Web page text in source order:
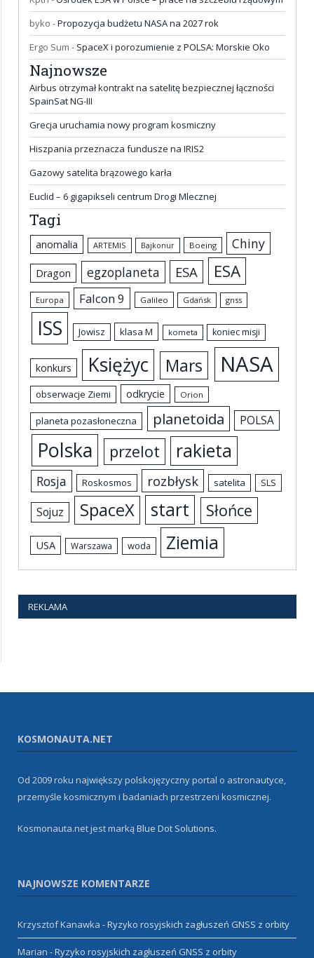
byko -Propozycja budżetu NASA na 2027 rok
Ergo Sum - SpaceX i porozumienie z POLSA: Morskie Oko
Najnowsze
Airbus otrzymał kontrakt na satelitę bezpiecznej łączności
SpainSat NG-III
Grecja uruchamia nowy program kosmiczny
Hiszpania przeznacza fundusze na IRIS2
Gazowy satelita brązowego karła
Euclid – 6 gigapikseli centrum Drogi Mlecznej
Tagi
anomalia ARTEMIS Bajkonur Boeing Chiny
Dragon egzoplaneta ESA ESA
Europa Falcon 9 Galileo Gdańsk gnss
ISS Jowisz klasa M kometa koniec misji
konkurs Księżyc Mars NASA
obserwacje Ziemi odkrycie Orion
planeta pozasłoneczna planetoida POLSA
Polska przelot rakieta
Rosja Roskosmos rozbłysk satelita SLS
Sojuz SpaceX start Słońce
USA Warszawa woda Ziemia
REKLAMA
KOSMONAUTA.NET
Od 2009 roku największy polskojęzyczny portal o astronautyce,
przemyśle kosmicznym i badaniach przestrzeni kosmicznej.
Kosmonauta.net jest markąBlue Dot Solutions.
NAJNOWSZE KOMENTARZE
Krzysztof Kanawka -Ryzyko rosyjskich zagłuszeń GNSS z orbity
Marian -Ryzyko rosyjskich zagłuszeń GNSS z orbity